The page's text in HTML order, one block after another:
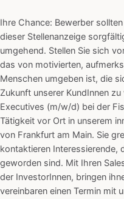
Ihre Chance: Bewerber
dieser Stellenanzeige
umgehend. Stellen Sie sich
das von motivierten,
Menschen umgeben ist, die
Zukunft unserer KundInnen
Executives (m/w/d) bei der
Tätigkeit vor Ort in unserem
von Frankfurt am Main. Sie
kontaktieren Interessierende,
geworden sind. Mit Ihren
der InvestorInnen, bringen
vereinbaren einen Termin mit